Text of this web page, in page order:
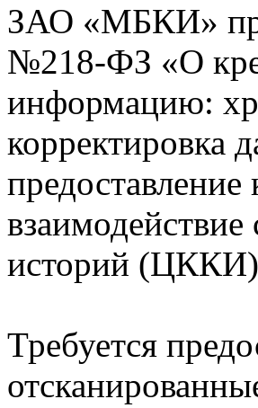
ЗАО «МБКИ»
№218-ФЗ «О
информацию:
корректировка
предоставление
историй
Требуется